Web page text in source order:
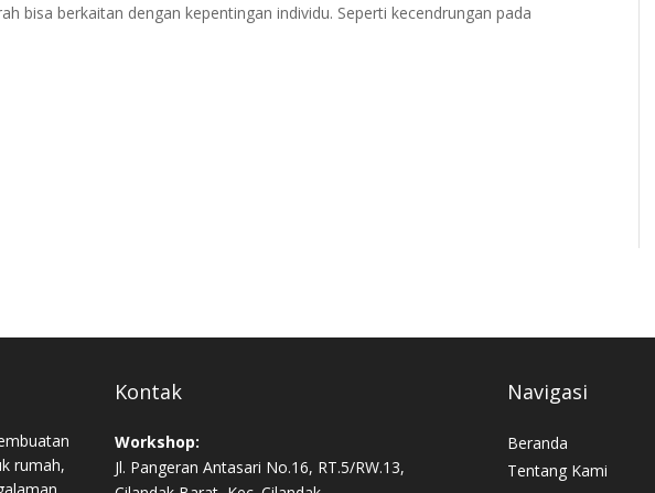
bisa berkaitan dengan kepentingan individu. Seperti kecendrungan pada
rumah,
Kontak
Workshop:
Jl. Pangeran Antasari No.16, RT.5/RW.13,
Navigasi
Beranda
Tentang Kami